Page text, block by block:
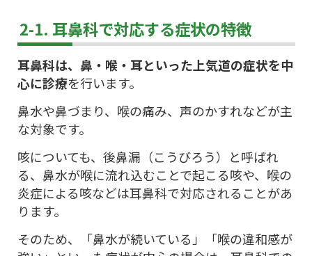
2-1. 耳鼻科で対応する症状の特徴
耳鼻科は、鼻・喉・耳といった上気道の症状を中
心に診療を行います。
鼻水や鼻づまり、喉の痛み、声のかすれなどが主
な対象です。
咳についても、後鼻漏（こうびろう）と呼ばれ
る、鼻水が喉に流れ込むことで起こる咳や、喉の
炎症による咳などは耳鼻科で対応されることがあ
ります。
そのため、「鼻水が続いている」「喉の違和感が